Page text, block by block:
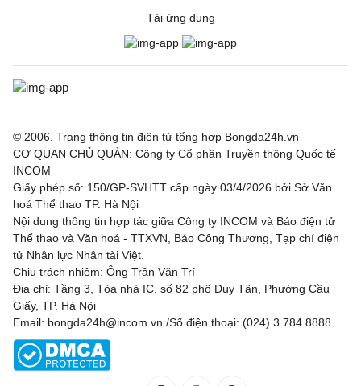
0 - 3
VĐQG Bồ Đào Nha, Hôm nay - 09/08
Vitoria de Guimaraes
Atletico Tucuman 1 - 2 Sarmiento
Deportivo Riestra 2 - 0
Estudiantes de la
VĐQG Bỉ, Hôm nay - 09/08
St.Truiden 1 - 1 Lommel
Westerlo 1 - 5 Union St.Gilloise
VĐQG Brazil, Hôm nay - 09/08
Tải ứng dụng
© 2006. Trang thông tin điện tử tổng hợp Bongda24h.vn
CƠ QUAN CHỦ QUẢN: Công ty Cổ phần Truyền thông Quốc tế
INCOM
Giấy phép số: 150/GP-SVHTT cấp ngày 03/4/2026 bởi Sở Văn
hoá Thể thao TP. Hà Nội
Nội dung thông tin hợp tác giữa Công ty INCOM và Báo điện tử
Thể thao và Văn hoá - TTXVN, Báo Công Thương, Tạp chí điện
tử Nhân lực Nhân tài Việt.
Chịu trách nhiệm: Ông Trần Văn Trí
Địa chỉ: Tầng 3, Tòa nhà IC, số 82 phố Duy Tân, Phường Cầu
Giấy, TP. Hà Nội
Email: bongda24h@incom.vn /Số điện thoại: (024) 3.784 8888